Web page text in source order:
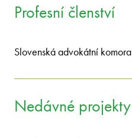
Profesní členství
Slovenská advokátní komora
Nedávné projekty